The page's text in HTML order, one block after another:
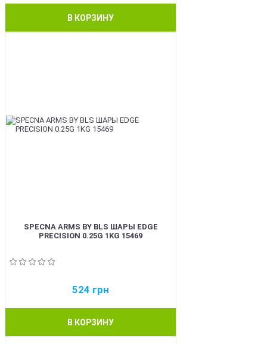
В КОРЗИНУ
SPECNA ARMS BY BLS ШАРЫ EDGE
PRECISION 0.25G 1KG 15469
524 грн
В КОРЗИНУ